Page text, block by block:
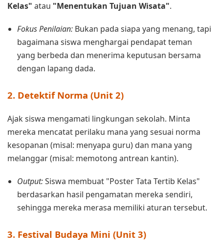
Kelas" atau "Menentukan Tujuan Wisata".
Fokus Penilaian: Bukan pada siapa yang menang, tapi
bagaimana siswa menghargai pendapat teman
yang berbeda dan menerima keputusan bersama
dengan lapang dada.
2. Detektif Norma (Unit 2)
Ajak siswa mengamati lingkungan sekolah. Minta
mereka mencatat perilaku mana yang sesuai norma
kesopanan (misal: menyapa guru) dan mana yang
melanggar (misal: memotong antrean kantin).
Output:Siswa membuat "Poster Tata Tertib Kelas"
berdasarkan hasil pengamatan mereka sendiri,
sehingga mereka merasa memiliki aturan tersebut.
3. Festival Budaya Mini (Unit 3)